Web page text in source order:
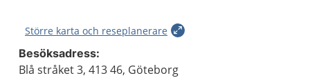
Större karta och reseplanerare
Besöksadress:
Blå stråket 3, 413 46, Göteborg